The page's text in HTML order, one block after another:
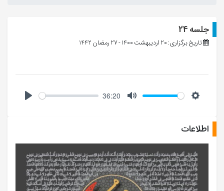
جلسه 24
تاریخ برگزاری: 20 اردیبهشت 1400 - 27 رمضان 1442
36:20
اطلاعات